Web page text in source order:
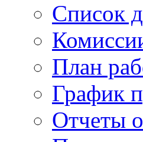
Список
План
График
Отчеты